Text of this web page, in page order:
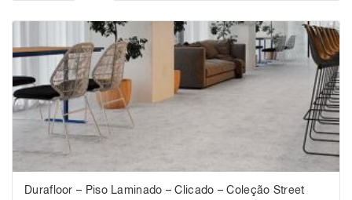
Durafloor – Piso Laminado – Clicado – Coleção Street